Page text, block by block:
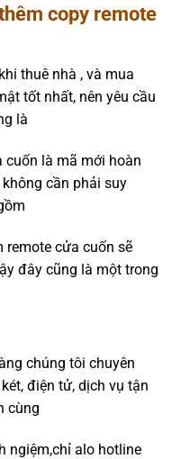
copy remote
thuê nhà , và mua
tốt nhất, nên yêu cầu
là
cuốn là mã mới hoàn
cần phải suy
remote cửa cuốn sẽ
đây cũng là một trong
chúng tôi chuyên
điện tử, dịch vụ tận
cùng
ngiệm,chỉ alo hotline